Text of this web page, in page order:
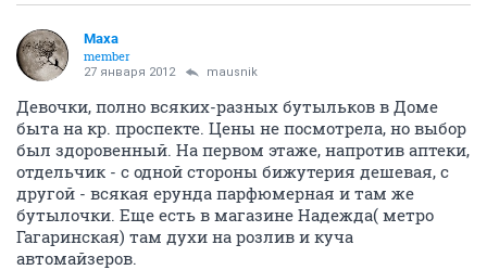
Маха
member
27 января 2012 mausnik
Девочки, полно всяких-разных бутыльков в Доме
быта на кр. проспекте. Цены не посмотрела, но выбор
был здоровенный. На первом этаже, напротив аптеки,
отдельчик - с одной стороны бижутерия дешевая, с
другой - всякая ерунда парфюмерная и там же
бутылочки. Еще есть в магазине Надежда( метро
Гагаринская) там духи на розлив и куча
автомайзеров.